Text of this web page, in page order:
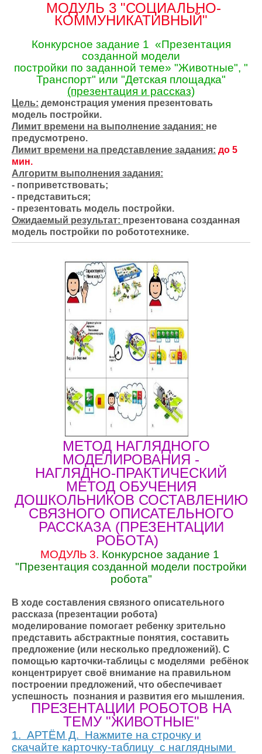
МОДУЛЬ 3 "СОЦИАЛЬНО-
КОММУНИКАТИВНЫЙ"
Конкурсное задание 1 «Презентация
созданной модели
постройки по заданной теме» "Животные", "
Транспорт" или "Детская площадка"
(презентация и рассказ)
Цель: демонстрация умения презентовать
модель постройки.
Лимит времени на выполнение задания: не
предусмотрено.
Лимит времени на представление задания: до 5
мин.
Алгоритм выполнения задания:
- поприветствовать;
- представиться;
- презентовать модель постройки.
Ожидаемый результат: презентована созданная
модель постройки по робототехнике.
МЕТОД НАГЛЯДНОГО
МОДЕЛИРОВАНИЯ -
НАГЛЯДНО-ПРАКТИЧЕСКИЙ
МЕТОД ОБУЧЕНИЯ
ДОШКОЛЬНИКОВ СОСТАВЛЕНИЮ
СВЯЗНОГО ОПИСАТЕЛЬНОГО
РАССКАЗА (ПРЕЗЕНТАЦИИ
РОБОТА)
МОДУЛЬ 3. Конкурсное задание 1
"Презентация созданной модели постройки
робота"
В ходе составления связного описательного
рассказа (презентации робота)
моделирование помогает ребенку зрительно
представить абстрактные понятия, составить
предложение (или несколько предложений). С
помощью карточки-таблицы с моделями ребёнок
концентрирует своё внимание на правильном
построении предложений, что обеспечивает
успешность познания и развития его мышления.
ПРЕЗЕНТАЦИИ РОБОТОВ НА
ТЕМУ "ЖИВОТНЫЕ"
1. АРТЁМ Д. Нажмите на строчку и
скачайте карточку-таблицу с наглядными